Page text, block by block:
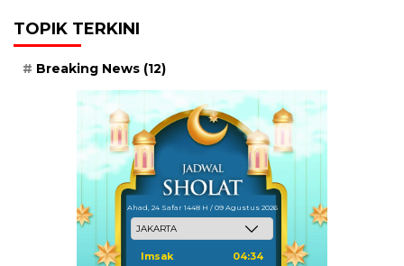
TOPIK TERKINI
Breaking News (12)
Ahad, 24 Safar 1448 H / 09 Agustus 2026
Imsak 04:34